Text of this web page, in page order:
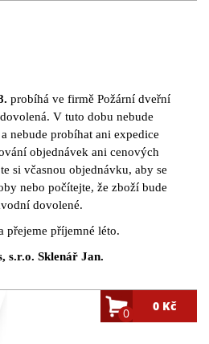
probíhá ve firmě Požární dveřní
V tuto dobu nebude
nebude probíhat ani expedice
objednávek ani cenových
si včasnou objednávku, aby se
nebo počítejte, že zboží bude
dovolené.
přejeme příjemné léto.
s.r.o. Sklenář Jan.
0 0 Kč